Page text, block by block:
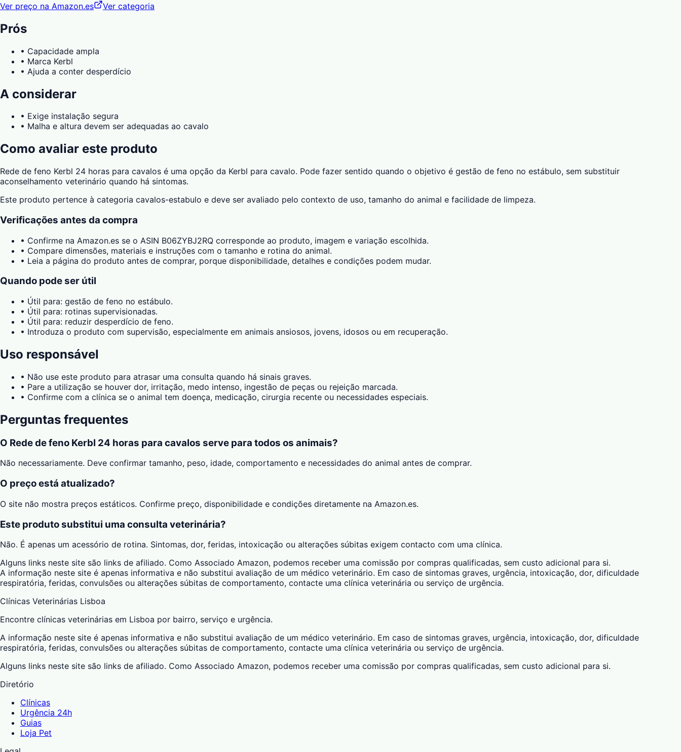
Ver preço na Amazon.es
Ver categoria
Prós
• Capacidade ampla
• Marca Kerbl
• Ajuda a conter desperdício
A considerar
• Exige instalação segura
• Malha e altura devem ser adequadas ao cavalo
Como avaliar este produto
Rede de feno Kerbl 24 horas para cavalos é uma opção da Kerbl para cavalo. Pode fazer sentido quando o objetivo é gestão de feno no estábulo, sem substituir
aconselhamento veterinário quando há sintomas.
Este produto pertence à categoria cavalos-estabulo e deve ser avaliado pelo contexto de uso, tamanho do animal e facilidade de limpeza.
Verificações antes da compra
• Confirme na Amazon.es se o ASIN B06ZYBJ2RQ corresponde ao produto, imagem e variação escolhida.
• Compare dimensões, materiais e instruções com o tamanho e rotina do animal.
• Leia a página do produto antes de comprar, porque disponibilidade, detalhes e condições podem mudar.
Quando pode ser útil
• Útil para: gestão de feno no estábulo.
• Útil para: rotinas supervisionadas.
• Útil para: reduzir desperdício de feno.
• Introduza o produto com supervisão, especialmente em animais ansiosos, jovens, idosos ou em recuperação.
Uso responsável
• Não use este produto para atrasar uma consulta quando há sinais graves.
• Pare a utilização se houver dor, irritação, medo intenso, ingestão de peças ou rejeição marcada.
• Confirme com a clínica se o animal tem doença, medicação, cirurgia recente ou necessidades especiais.
Perguntas frequentes
O Rede de feno Kerbl 24 horas para cavalos serve para todos os animais?
Não necessariamente. Deve confirmar tamanho, peso, idade, comportamento e necessidades do animal antes de comprar.
O preço está atualizado?
O site não mostra preços estáticos. Confirme preço, disponibilidade e condições diretamente na Amazon.es.
Este produto substitui uma consulta veterinária?
Não. É apenas um acessório de rotina. Sintomas, dor, feridas, intoxicação ou alterações súbitas exigem contacto com uma clínica.
Alguns links neste site são links de afiliado. Como Associado Amazon, podemos receber uma comissão por compras qualificadas, sem custo adicional para si.
A informação neste site é apenas informativa e não substitui avaliação de um médico veterinário. Em caso de sintomas graves, urgência, intoxicação, dor, dificuldade
respiratória, feridas, convulsões ou alterações súbitas de comportamento, contacte uma clínica veterinária ou serviço de urgência.
Clínicas Veterinárias Lisboa
Encontre clínicas veterinárias em Lisboa por bairro, serviço e urgência.
A informação neste site é apenas informativa e não substitui avaliação de um médico veterinário. Em caso de sintomas graves, urgência, intoxicação, dor, dificuldade
respiratória, feridas, convulsões ou alterações súbitas de comportamento, contacte uma clínica veterinária ou serviço de urgência.
Alguns links neste site são links de afiliado. Como Associado Amazon, podemos receber uma comissão por compras qualificadas, sem custo adicional para si.
Diretório
Clínicas
Urgência 24h
Guias
Loja Pet